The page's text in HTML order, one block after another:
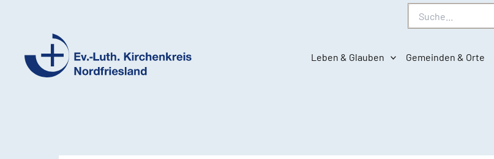
Suche
Ev.-
Leben & Glauben Gemeinden & Orte